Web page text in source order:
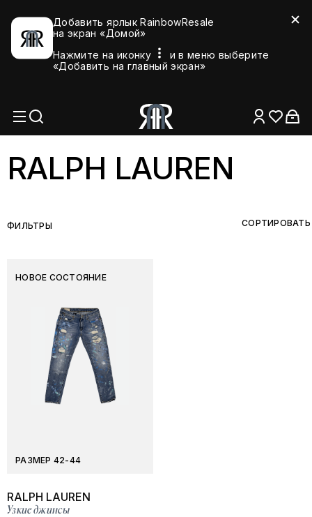
Добавить ярлык RainbowResale
на экран «Домой»
Нажмите на иконку
и в меню выберите
«Добавить на главный экран»
RALPH LAUREN
ФИЛЬТРЫ СОРТИРОВАТЬ
НОВОЕ СОСТОЯНИЕ
РАЗМЕР 42-44
RALPH LAUREN
Узкие джинсы